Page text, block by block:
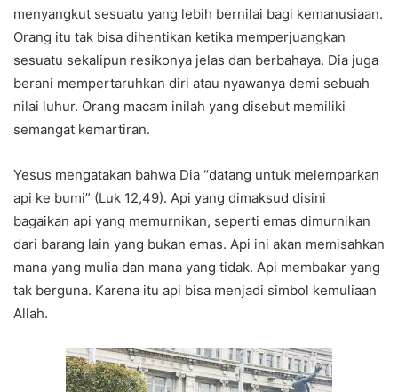
menyangkut sesuatu yang lebih bernilai bagi kemanusiaan.
Orang itu tak bisa dihentikan ketika memperjuangkan
sesuatu sekalipun resikonya jelas dan berbahaya. Dia juga
berani mempertaruhkan diri atau nyawanya demi sebuah
nilai luhur. Orang macam inilah yang disebut memiliki
semangat kemartiran.
Yesus mengatakan bahwa Dia “datang untuk melemparkan
api ke bumi” (Luk 12,49). Api yang dimaksud disini
bagaikan api yang memurnikan, seperti emas dimurnikan
dari barang lain yang bukan emas. Api ini akan memisahkan
mana yang mulia dan mana yang tidak. Api membakar yang
tak berguna. Karena itu api bisa menjadi simbol kemuliaan
Allah.